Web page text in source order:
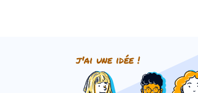
j'ai une idée !